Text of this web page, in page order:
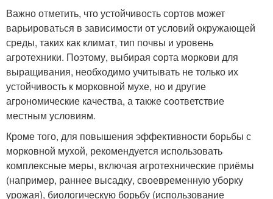
Важно отметить, что устойчивость сортов может
варьироваться в зависимости от условий окружающей
среды, таких как климат, тип почвы и уровень
агротехники. Поэтому, выбирая сорта моркови для
выращивания, необходимо учитывать не только их
устойчивость к морковной мухе, но и другие
агрономические качества, а также соответствие
местным условиям.
Кроме того, для повышения эффективности борьбы с
морковной мухой, рекомендуется использовать
комплексные меры, включая агротехнические приёмы
(например, раннее высадку, своевременную уборку
урожая), биологическую борьбу (использование